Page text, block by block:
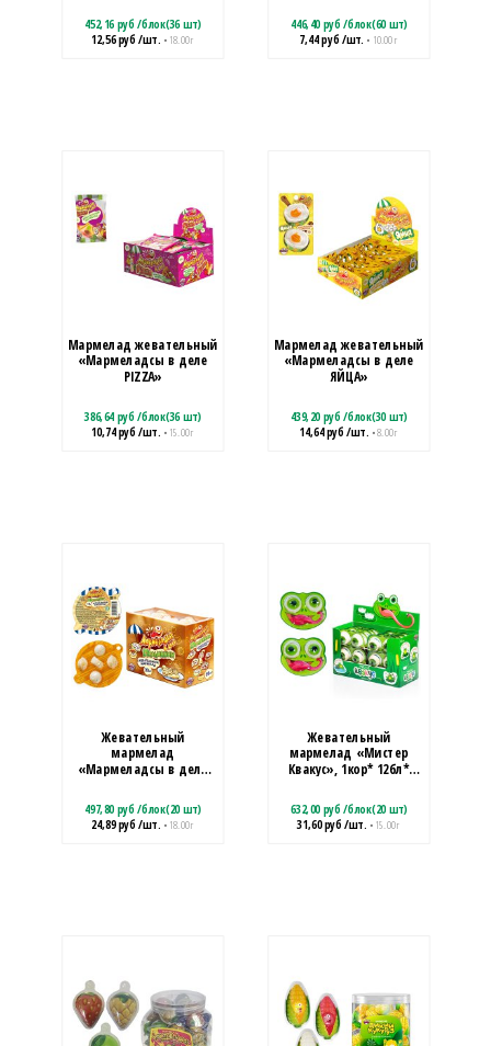
452,16руб /блок(36 шт)
12,56руб /шт. • 18.00 г
446,40 руб /блок(60 шт)
7,44руб /шт. • 10.00 г
Мармелад жевательный
«Мармеладсы в деле
PIZZA»
386,64руб /блок(36 шт)
10,74руб /шт. • 15.00 г
Мармелад жевательный
«Мармеладсы в деле
ЯЙЦА»
439,20 руб /блок(30 шт)
14,64руб /шт. • 8.00 г
Жевательный
мармелад
«Мармеладсы в деле
1кор*12бл*20шт, 18 г
497,80руб /блок(20 шт)
24,89руб /шт. • 18.00 г
Жевательный
мармелад «Мистер
Квакус», 1кор* 12бл*
632,00 руб /блок(20 шт)
31,60руб /шт. • 15.00 г